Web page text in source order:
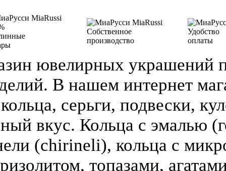
Собственное
производство
Удобство
оплаты
ювелирных украшений
В нашем интернет
серьги, подвески,
вкус. Кольца с эмалью
(chirineli), кольца с
топазами,